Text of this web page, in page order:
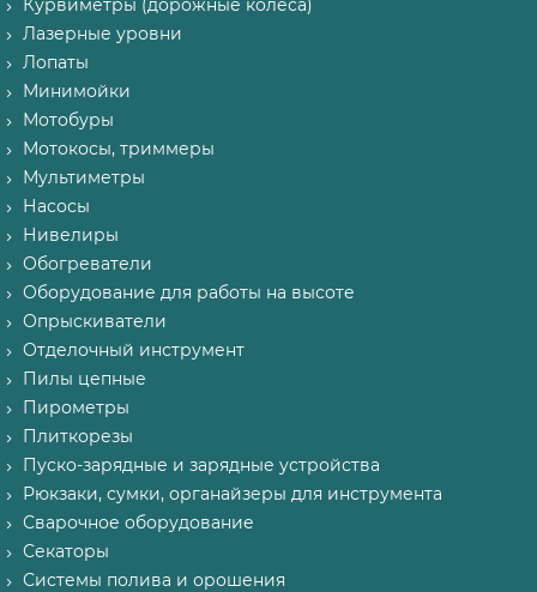
Курвиметры (дорожные колеса)
Лазерные уровни
Лопаты
Минимойки
Мотобуры
Мотокосы, триммеры
Мультиметры
Насосы
Нивелиры
Обогреватели
Оборудование для работы на высоте
Опрыскиватели
Отделочный инструмент
Пилы цепные
Пирометры
Плиткорезы
Пуско-зарядные и зарядные устройства
Рюкзаки, сумки, органайзеры для инструмента
Сварочное оборудование
Секаторы
Системы полива и орошения